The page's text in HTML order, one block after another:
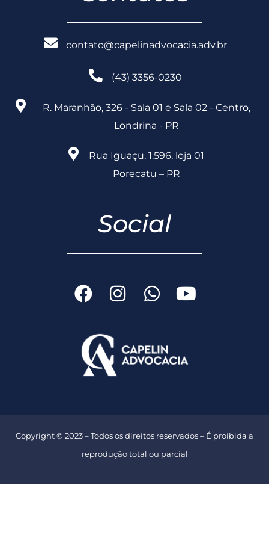
contato@capelinadvocacia.adv.br
(43) 3356-0230
R. Maranhão, 326 - Sala 01 e Sala 02 - Centro,
Londrina - PR
Rua Iguaçu, 1.596, loja 01
Porecatu – PR
Social
Copyright © 2023 – Todos os direitos reservados – É proibida a
reprodução total ou parcial